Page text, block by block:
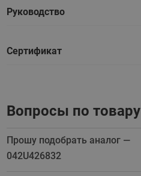
Руководство
Сертификат
Вопросы по товару
Прошу подобрать аналог —
042U426832